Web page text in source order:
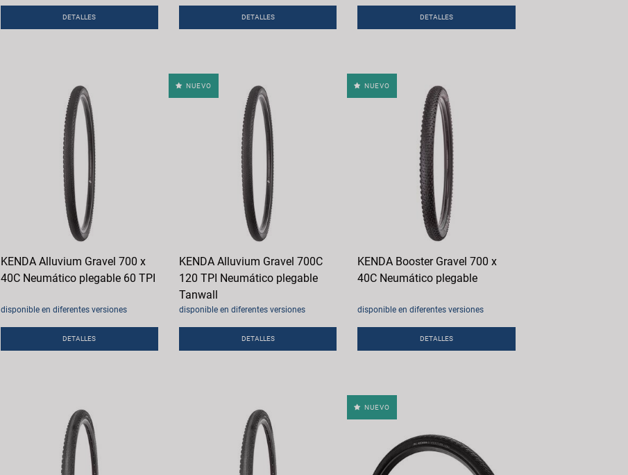
DETALLES DETALLES DETALLES
KENDA Alluvium Gravel 700 x
40C Neumático plegable 60 TPI
disponible en diferentes versiones
DETALLES
NUEVO
KENDA Alluvium Gravel 700C
120 TPI Neumático plegable
Tanwall
disponible en diferentes versiones
DETALLES
NUEVO
KENDA Booster Gravel 700 x
40C Neumático plegable
disponible en diferentes versiones
DETALLES
NUEVO